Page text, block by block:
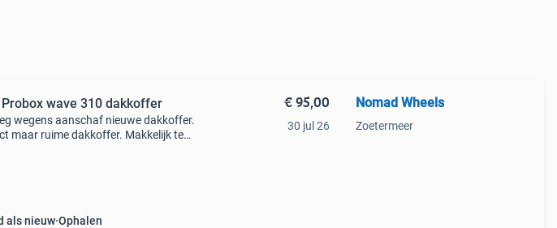
wave 310 dakkoffer
wegens aanschaf nieuwe dakkoffer.
maar ruime dakkoffer. Makkelijk te
als nieuw Ophalen
€ 95,00
30 jul 26
Nomad Wheels
Zoetermeer